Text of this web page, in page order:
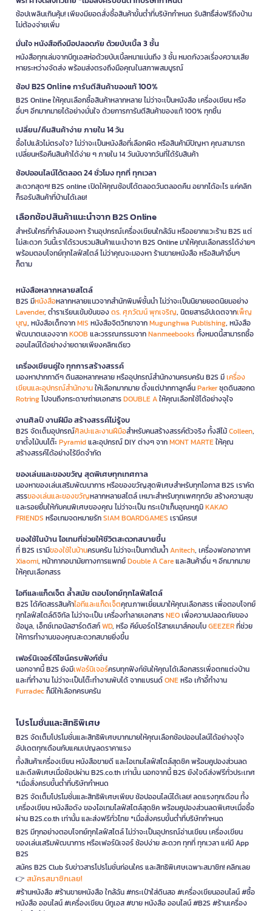
ช้อปเพลินเกินคุ้ม! เพียงมียอดสั่งซื้อสินค้าขั้นต่ำที่บริษัทกำหนด รับสิทธิ์ส่งฟรีถึงบ้าน
ไม่ต้องจ่ายเพิ่ม
มั่นใจ หนังสือถึงมือปลอดภัย ด้วยบับเบิ้ล 3 ชั้น
หนังสือทุกเล่มจากบีทูเอสห่อด้วยบับเบิ้ลหนาแน่นถึง 3 ชั้น หมดกังวลเรื่องความเสีย
หายระหว่างจัดส่ง พร้อมส่งตรงถึงมือคุณในสภาพสมบูรณ์
ช้อป B2S Online การันตีสินค้าของแท้ 100%
B2S Online ให้คุณเลือกซื้อสินค้าหลากหลาย ไม่ว่าจะเป็นหนังสือ เครื่องเขียน หรือ
อื่นๆ อีกมากมายได้อย่างมั่นใจ ด้วยการการันตีสินค้าของแท้ 100% ทุกชิ้น
เปลี่ยน/คืนสินค้าง่าย ภายใน 14 วัน
ซื้อไปแล้วไม่ตรงใจ? ไม่ว่าจะเป็นหนังสือที่เลือกผิด หรือสินค้ามีปัญหา คุณสามารถ
เปลี่ยนหรือคืนสินค้าได้ง่าย ๆ ภายใน 14 วันนับจากวันที่ได้รับสินค้า
ช้อปออนไลน์ได้ตลอด 24 ชั่วโมง ทุกที่ ทุกเวลา
สะดวกสุดๆ! B2S online เปิดให้คุณช้อปได้ตลอดวันตลอดคืน อยากได้อะไร แค่คลิก
ก็รอรับสินค้าที่บ้านได้เลย!
เลือกช้อปสินค้าแนะนำจาก B2S Online
สำหรับใครที่กำลังมองหา ร้านอุปกรณ์เครื่องเขียนใกล้ฉัน หรืออยากแวะร้าน B2S แต่
ไม่สะดวก วันนี้เราได้รวบรวมสินค้าแนะนำจาก B2S Online มาให้คุณเลือกสรรได้ง่ายๆ
พร้อมตอบโจทย์ทุกไลฟ์สไตล์ ไม่ว่าคุณจะมองหา ร้านขายหนังสือ หรือสินค้าอื่นๆ
ก็ตาม
หนังสือหลากหลายสไตล์
B2S มีหนังสือหลากหลายแนวจากสำนักพิมพ์ชั้นนำ ไม่ว่าจะเป็นนิยายยอดนิยมอย่าง
Lavender, ตำราเรียนเข้มข้นของดร. ศุภวัฒน์ พุกเจริญ, นิตยสารอัปเดตจากเพ็ญ
บุญ, หนังสือเด็กจากMIS หนังสือจิตวิทยาจากMugunghwa Publishing, หนังสือ
พัฒนาตนเองจากKOOB และวรรณกรรมจากNanmeebooks ทั้งหมดนี้สามารถซื้อ
ออนไลน์ได้อย่างง่ายดายเพียงคลิกเดียว
เครื่องเขียนคู่ใจ ทุกการสร้างสรรค์
มองหาปากกาดีๆ ดินสอหลากหลาย หรืออุปกรณ์สำนักงานครบครัน B2S มีเครื่อง
เขียนและอุปกรณ์สำนักงานให้เลือกมากมาย ตั้งแต่ปากกาลูกลื่นParkerชุดดินสอกด
Rotringไปจนถึงกระดาษถ่ายเอกสารDOUBLE Aให้คุณเลือกใช้ได้อย่างจุใจ
งานศิลป์ งานฝีมือ สร้างสรรค์ไม่รู้จบ
B2S จัดเต็มอุปกรณ์ศิลปะและงานฝีมือสำหรับคนสร้างสรรค์ตัวจริง ทั้งสีไม้Colleen,
ขาตั้งไม้บนโต๊ะPyramidและอุปกรณ์ DIY ต่างๆ จากMONT MARTEให้คุณ
สร้างสรรค์ได้อย่างไร้ขีดจำกัด
ของเล่นและของขวัญ สุดพิเศษทุกเทศกาล
มองหาของเล่นเสริมพัฒนาการ หรือของขวัญสุดพิเศษสำหรับทุกโอกาส B2S เราคัด
สรรของเล่นและของขวัญหลากหลายสไตล์ เหมาะสำหรับทุกเพศทุกวัย สร้างความสุข
และรอยยิ้มให้กับคนพิเศษของคุณ ไม่ว่าจะเป็น กระเป๋าเก็บอุณหภูมิKAKAO
FRIENDS หรือเกมจดหมายรักSIAM BOARDGAMES เรามีครบ!
ของใช้ในบ้าน ไอเทมที่ช่วยให้ชีวิตสะดวกสบายขึ้น
ที่ B2S เรามีของใช้ในบ้านครบครัน ไม่ว่าจะเป็นกาต้มน้ำAnitech, เครื่องฟอกอากาศ
Xiaomi, หน้ากากอนามัยทางการแพทย์Double A Careและสินค้าอื่น ๆ อีกมากมาย
ให้คุณเลือกสรร
ไอทีและแก็ดเจ็ต ล้ำสมัย ตอบโจทย์ทุกไลฟ์สไตล์
B2S ได้คัดสรรสินค้าไอทีและแก็ดเจ็ตคุณภาพเยี่ยมมาให้คุณเลือกสรร เพื่อตอบโจทย์
ทุกไลฟ์สไตล์ดิจิทัล ไม่ว่าจะเป็น เครื่องทำลายเอกสารNEOเพื่อความปลอดภัยของ
ข้อมูล, เอ็กซ์เทอนัลฮาร์ดดิสก์WD, หรือ คีย์บอร์ดไร้สายเมาส์คอมโบGEEZERที่ช่วย
ให้การทำงานของคุณสะดวกสบายยิ่งขึ้น
เฟอร์นิเจอร์ดีไซน์ครบฟังก์ชั่น
นอกจากนี้ B2S ยังมีเฟอร์นิเจอร์ครบทุกฟังก์ชันให้คุณได้เลือกสรรเพื่อตกแต่งบ้าน
และที่ทำงาน ไม่ว่าจะเป็นโต๊ะทำงานพับได้ จากแบรนด์ONEหรือ เก้าอี้ทำงาน
Furradecก็มีให้เลือกครบครัน
โปรโมชั่นและสิทธิพิเศษ
B2S จัดเต็มโปรโมชั่นและสิทธิพิเศษมากมายให้คุณเลือกช้อปออนไลน์ได้อย่างจุใจ
อัปเดตทุกเดือนกับแคมเปญลดราคาแรง
ทั้งสินค้าเครื่องเขียน หนังสือขายดี และไอเทมไลฟ์สไตล์สุดชิค พร้อมคูปองส่วนลด
และดีลพิเศษเมื่อช้อปผ่าน B2S.co.th เท่านั้น นอกจากนี้ B2S ยังใจดีส่งฟรีทั่วประเทศ
*เมื่อสั่งครบขั้นต่ำที่บริษัทกำหนด
B2S จัดเต็มโปรโมชั่นและสิทธิพิเศษเพียบ ช้อปออนไลน์ได้เลย! ลดแรงทุกเดือน ทั้ง
เครื่องเขียน หนังสือดัง ของไอเทมไลฟ์สไตล์สุดชิค พร้อมคูปองส่วนลดพิเศษเมื่อซื้อ
ผ่าน B2S.co.th เท่านั้น และส่งฟรีทั่วไทย *เมื่อสั่งครบขั้นต่ำที่บริษัทกำหนด
B2S มีทุกอย่างตอบโจทย์ทุกไลฟ์สไตล์ ไม่ว่าจะเป็นอุปกรณ์อ่านเขียน เครื่องเขียน
ของเล่นเสริมพัฒนาการ หรือเฟอร์นิเจอร์ ช้อปง่าย สะดวก ทุกที่ ทุกเวลา แค่มี App
B2S
สมัคร B2S Club รับข่าวสารโปรโมชั่นก่อนใคร และสิทธิพิเศษเฉพาะสมาชิก! คลิกเลย
👉 สมัครสมาชิกเลย!
#ร้านหนังสือ #ร้านขายหนังสือ ใกล้ฉัน #กระเป๋าใส่ดินสอ #เครื่องเขียนออนไลน์ #ซื้อ
หนังสือ ออนไลน์ #เครื่องเขียน บีทูเอส #ขาย หนังสือ ออนไลน์ #B2S #ร้านเครื่อง